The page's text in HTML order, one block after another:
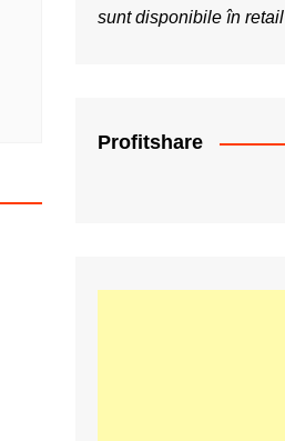
sunt disponibile în retail
Profitshare